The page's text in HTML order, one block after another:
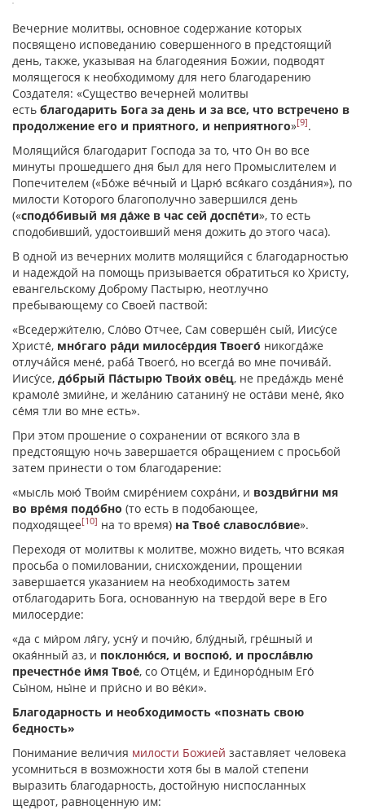
Вечерние молитвы, основное содержание которых
посвящено исповеданию совершенного в предстоящий
день, также, указывая на благодеяния Божии, подводят
молящегося к необходимому для него благодарению
Создателя: «Существо вечерней молитвы
есть благодарить Бога за день и за все, что встречено в
продолжение его и приятного, и неприятного»[9].
Молящийся благодарит Господа за то, что Он во все
минуты прошедшего дня был для него Промыслителем и
Попечителем («Бо́же ве́чный и Царю́ вся́каго созда́ния»), по
милости Которого благополучно завершился день
(«сподо́бивый мя да́же в час сей доспе́ти», то есть
сподобивший, удостоивший меня дожить до этого часа).
В одной из вечерних молитв молящийся с благодарностью
и надеждой на помощь призывается обратиться ко Христу,
евангельскому Доброму Пастырю, неотлучно
пребывающему со Своей паствой:
«Вседержи́телю, Сло́во О́тчее, Сам соверше́н сый, Иису́се
Христе́, мно́гаго ра́ди милосе́рдия Твоего́ никогда́же
отлуча́йся мене́, раба́ Твоего́, но всегда́ во мне почива́й.
Иису́се, до́брый Па́стырю Твои́х ове́ц, не преда́ждь мене́
крамоле́ змии́не, и жела́нию сатанину́ не оста́ви мене́, я́ко
се́мя тли во мне есть».
При этом прошение о сохранении от всякого зла в
предстоящую ночь завершается обращением с просьбой
затем принести о том благодарение:
«мысль мою́ Твои́м смире́нием сохра́ни, и воздви́гни мя
во вре́мя подо́бно (то есть в подобающее,
подходящее[10] на то время) на Твое́ славосло́вие».
Переходя от молитвы к молитве, можно видеть, что всякая
просьба о помиловании, снисхождении, прощении
завершается указанием на необходимость затем
отблагодарить Бога, основанную на твердой вере в Его
милосердие:
«да с ми́ром ля́гу, усну́ и почи́ю, блу́дный, гре́шный и
окая́нный аз, и поклоню́ся, и воспою́, и просла́влю
пречестно́е и́мя Твое́, со Отце́м, и Единоро́дным Его́
Сы́ном, ны́не и при́сно и во ве́ки».
Благодарность и необходимость «познать свою
бедность»
Понимание величия милости Божией заставляет человека
усомниться в возможности хотя бы в малой степени
выразить благодарность, достойную ниспосланных
щедрот, равноценную им: